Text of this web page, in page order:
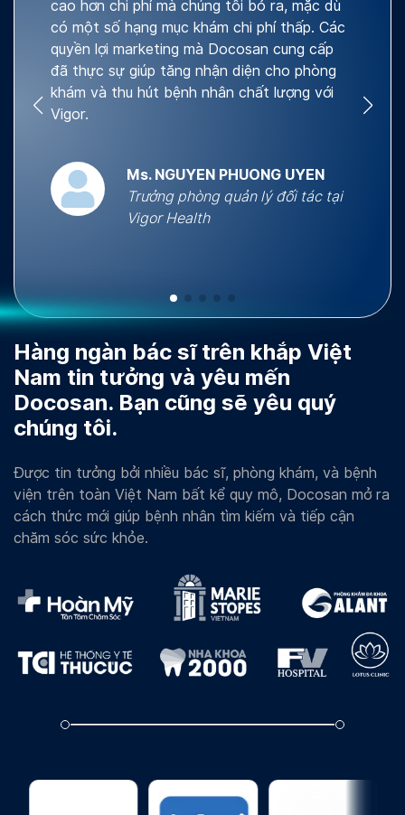
cao hơn chi phí mà chúng tôi bỏ ra, mặc dù
có một số hạng mục khám chi phí thấp. Các
quyền lợi marketing mà Docosan cung cấp
đã thực sự giúp tăng nhận diện cho phòng
khám và thu hút bệnh nhân chất lượng với
Vigor.
Ms. NGUYEN PHUONG UYEN
Trưởng phòng quản lý đối tác tại
Vigor Health
Hàng ngàn bác sĩ trên khắp Việt
Nam tin tưởng và yêu mến
Docosan. Bạn cũng sẽ yêu quý
chúng tôi.
Được tin tưởng bởi nhiều bác sĩ, phòng khám, và bệnh
viện trên toàn Việt Nam bất kể quy mô, Docosan mở ra
cách thức mới giúp bệnh nhân tìm kiếm và tiếp cận
chăm sóc sức khỏe.